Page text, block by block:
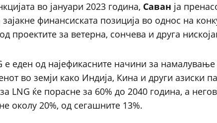
во јануари 2023 година, Саван ја
зајакне финансиската позиција во однос на
проектите за ветерна, сончева и друга
е еден од најефикасните начини за
во земји како Индија, Кина и други азиски
LNG ќе порасне за 60% до 2040 година, а
околу 20%, од сегашните 13%.